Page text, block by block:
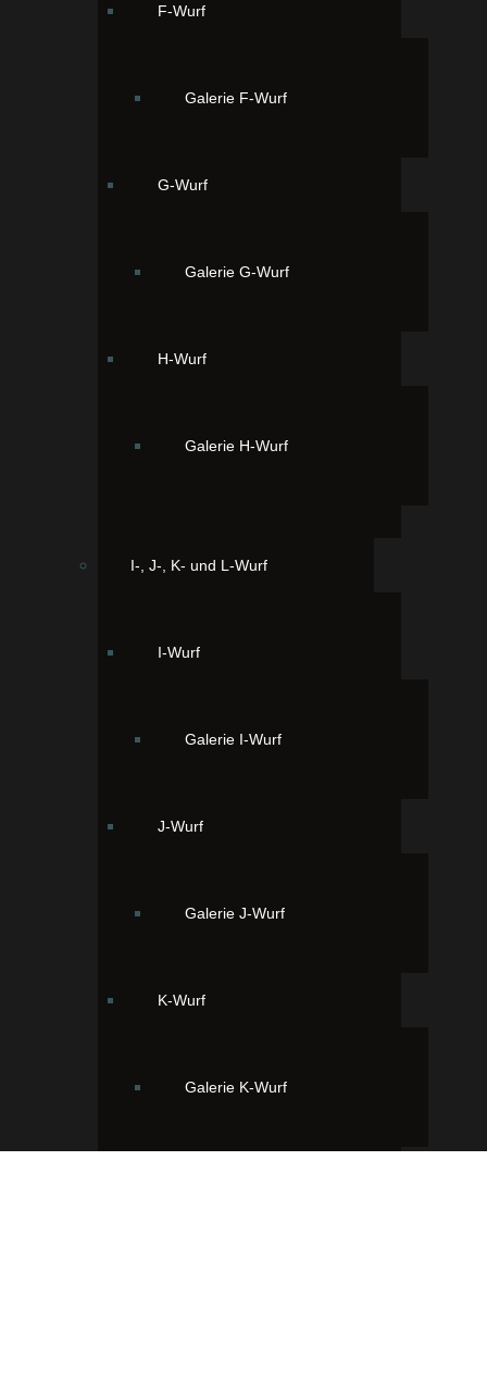
F-Wurf
Galerie F-Wurf
G-Wurf
Galerie G-Wurf
H-Wurf
Galerie H-Wurf
I-, J-, K- und L-Wurf
I-Wurf
Galerie I-Wurf
J-Wurf
Galerie J-Wurf
K-Wurf
Galerie K-Wurf